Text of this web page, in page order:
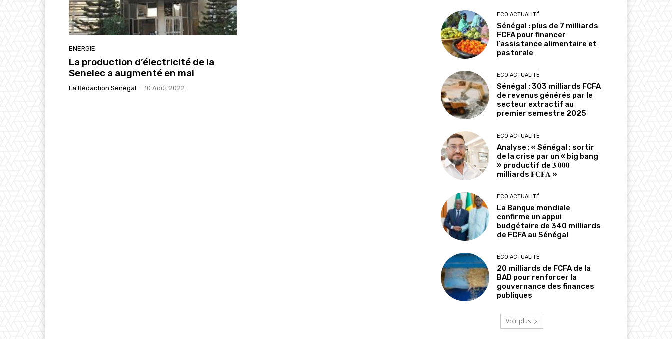
ENERGIE
La production d’électricité de la
Senelec a augmenté en mai
La Rédaction Sénégal - 10 Août 2022
ECO ACTUALITÉ
Sénégal : plus de 7 milliards
FCFA pour financer
l’assistance alimentaire et
pastorale
ECO ACTUALITÉ
Sénégal : 303 milliards FCFA
de revenus générés par le
secteur extractif au
premier semestre 2025
ECO ACTUALITÉ
Analyse : « Sénégal : sortir
de la crise par un « big bang
» productif de 𝟑 𝟎𝟎𝟎
milliards 𝐅𝐂𝐅𝐀 »
ECO ACTUALITÉ
La Banque mondiale
confirme un appui
budgétaire de 340 milliards
de FCFA au Sénégal
ECO ACTUALITÉ
20 milliards de FCFA de la
BAD pour renforcer la
gouvernance des finances
publiques
Voir plus